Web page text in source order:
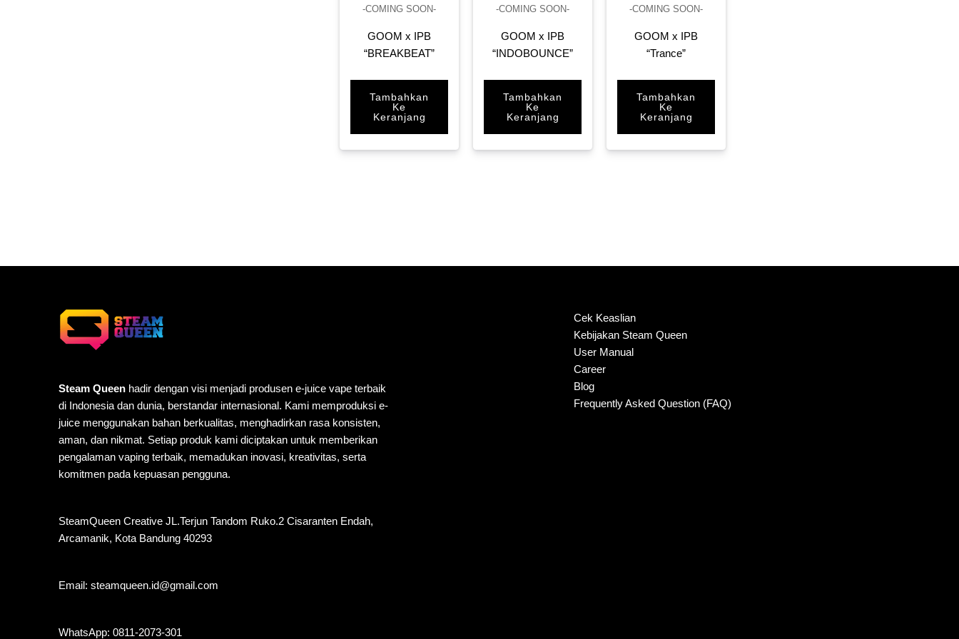
-COMING SOON-
GOOM x IPB
“BREAKBEAT”
Tambahkan
Ke
Keranjang
-COMING SOON-
GOOM x IPB
“INDOBOUNCE”
Tambahkan
Ke
Keranjang
-COMING SOON-
GOOM x IPB
“Trance”
Tambahkan
Ke
Keranjang
Steam Queen hadir dengan visi menjadi produsen e-juice vape terbaik
di Indonesia dan dunia, berstandar internasional. Kami memproduksi e-
juice menggunakan bahan berkualitas, menghadirkan rasa konsisten,
aman, dan nikmat. Setiap produk kami diciptakan untuk memberikan
pengalaman vaping terbaik, memadukan inovasi, kreativitas, serta
komitmen pada kepuasan pengguna.
SteamQueen Creative JL.Terjun Tandom Ruko.2 Cisaranten Endah,
Arcamanik, Kota Bandung 40293
Email: steamqueen.id@gmail.com
WhatsApp: 0811-2073-301
Cek Keaslian
Kebijakan Steam Queen
User Manual
Career
Blog
Frequently Asked Question (FAQ)